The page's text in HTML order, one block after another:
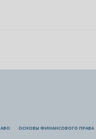
ОСНОВЫ ФИНАНСОВОГО ПРАВА